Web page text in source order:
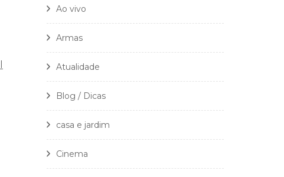
Ao vivo
Armas
Atualidade
Blog / Dicas
casa e jardim
Cinema